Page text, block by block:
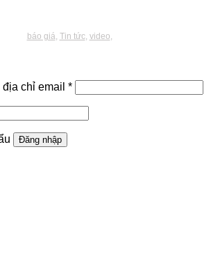
báo giá Tin tức video
chỉ email *Bắt
buộc
Đăng nhập